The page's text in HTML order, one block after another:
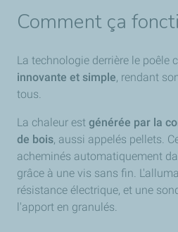
Comment ça
La technologie derrière le poêle
innovante et simple, rendant
tous.
La chaleur est générée par la
de bois, aussi appelés pellets.
acheminés automatiquement
grâce à une vis sans fin.
résistance électrique, et une
l'apport en granulés.